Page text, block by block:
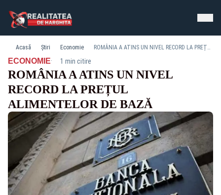
Acasă Știri Economie ROMÂNIA A ATINS UN NIVEL RECORD LA PREȚUL ALIMENTELOR DE BAZĂ
ECONOMIE· 1 min citire
ROMÂNIA A ATINS UN NIVEL
RECORD LA PREȚUL
ALIMENTELOR DE BAZĂ